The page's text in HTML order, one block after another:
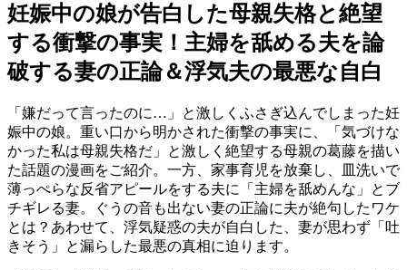
妊娠中の娘が告白した母親失格と絶望
する衝撃の事実！主婦を舐める夫を論
破する妻の正論＆浮気夫の最悪な自白
「嫌だって言ったのに…」と激しくふさぎ込んでしまった妊
娠中の娘。重い口から明かされた衝撃の事実に、「気づけな
かった私は母親失格だ」と激しく絶望する母親の葛藤を描い
た話題の漫画をご紹介。一方、家事育児を放棄し、皿洗いで
薄っぺらな反省アピールをする夫に「主婦を舐めんな」とブ
チギレる妻。ぐうの音も出ない妻の正論に夫が絶句したワケ
とは？あわせて、浮気疑惑の夫が自白した、妻が思わず「吐
きそう」と漏らした最悪の真相に迫ります。